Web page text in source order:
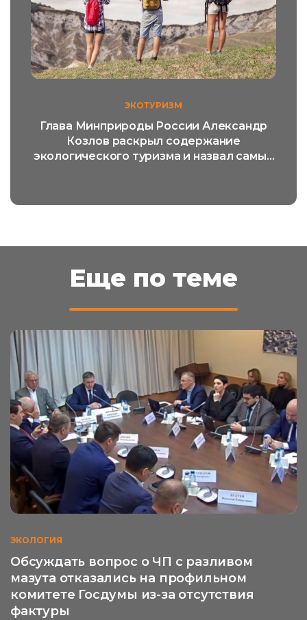
ЭКОТУРИЗМ
Глава Минприроды России Александр
Козлов раскрыл содержание
экологического туризма и назвал самый
Еще по теме
ЭКОЛОГИЯ
Обсуждать вопрос о ЧП с разливом
мазута отказались на профильном
комитете Госдумы из-за отсутствия
фактуры